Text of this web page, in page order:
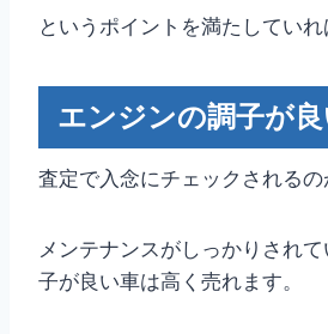
というポイントを満たしていれ
エンジンの調子が良
査定で入念にチェックされるの
メンテナンスがしっかりされ
子が良い車は高く売れます。